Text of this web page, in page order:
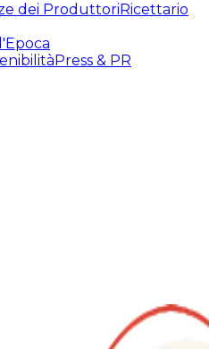
dei ProduttoriRicettario
Press & PR
Esperienze